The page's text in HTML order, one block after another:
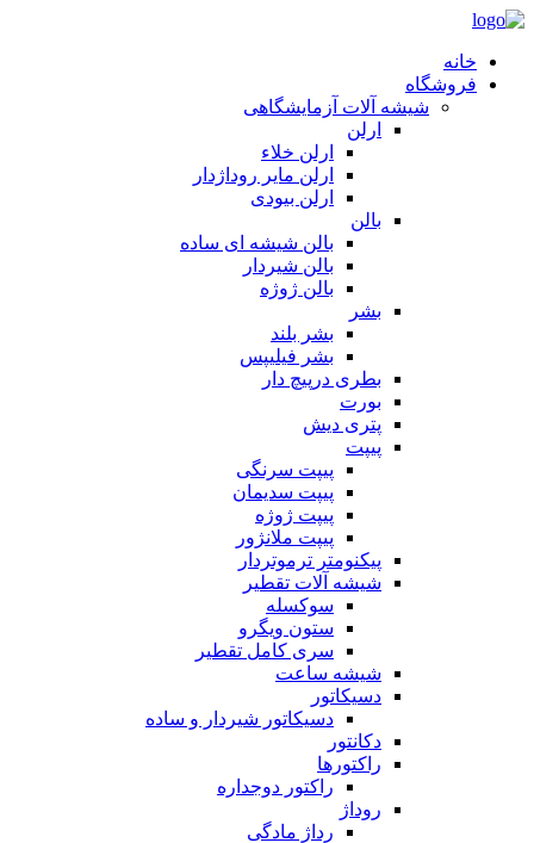
خانه
فروشگاه
شیشه آلات آزمایشگاهی
ارلن
ارلن خلاء
ارلن مایر روداژدار
ارلن بیودی
بالن
بالن شیشه ای ساده
بالن شیردار
بالن ژوژه
بشر
بشر بلند
بشر فیلیپس
بطری درپیچ دار
بورت
پتری دیش
پیپت
پیپت سرنگی
پیپت سدیمان
پیپت ژوژه
پیپت ملانژور
پیکنومتر ترموتردار
شیشه آلات تقطیر
سوکسله
ستون ویگرو
سری کامل تقطیر
شیشه ساعت
دسیکاتور
دسیکاتور شیردار و ساده
دکانتور
راکتورها
راکتور دوجداره
روداژ
رداژ مادگی